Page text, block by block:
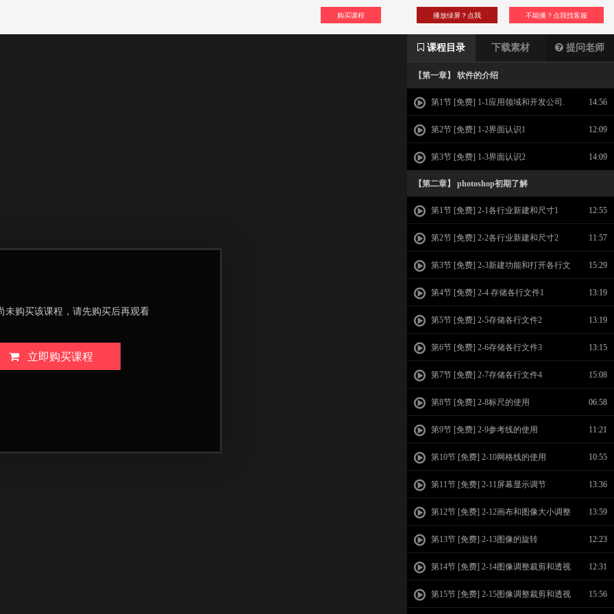
购买课程 不能播？点我找客服
播放绿屏？点我
课程目录 下载素材 提问老师
【第一章】 软件的介绍
第1节 [免费] 1-1应用领域和开发公司. 14:56
第2节 [免费] 1-2界面认识1 12:09
第3节 [免费] 1-3界面认识2 14:09
【第二章】 photoshop初期了解
第1节 [免费] 2-1各行业新建和尺寸1 12:55
第2节 [免费] 2-2各行业新建和尺寸2 11:57
第3节 [免费] 2-3新建功能和打开各行文
件
15:29
第4节 [免费] 2-4 存储各行文件1 13:19
第5节 [免费] 2-5存储各行文件2 13:19
第6节 [免费] 2-6存储各行文件3 13:15
第7节 [免费] 2-7存储各行文件4 15:08
第8节 [免费] 2-8标尺的使用 06:58
第9节 [免费] 2-9参考线的使用 11:21
第10节 [免费] 2-10网格线的使用 10:55
第11节 [免费] 2-11屏幕显示调节 13:36
第12节 [免费] 2-12画布和图像大小调整 13:59
第13节 [免费] 2-13图像的旋转 12:23
第14节 [免费] 2-14图像调整裁剪和透视
裁剪1
12:31
第15节 [免费] 2-15图像调整裁剪和透视 15:56
未购买该课程，请先购买后再观看
立即购买课程